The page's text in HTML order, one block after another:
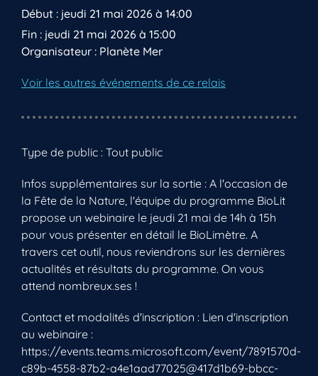
Début : jeudi 21 mai 2026 à 14:00
Fin : jeudi 21 mai 2026 à 15:00
Organisateur : Planète Mer
Voir les autres événements de ce relais
Type de public : Tout public
Infos supplémentaires sur la sortie : A l'occasion de
la Fête de la Nature, l'équipe du programme BioLit
propose un webinaire le jeudi 21 mai de 14h à 15h
pour vous présenter en détail le BioLimètre. A
travers cet outil, nous reviendrons sur les dernières
actualités et résultats du programme. On vous
attend nombreux.ses !
Contact et modalités d'inscription : Lien d'inscription
au webinaire :
https://events.teams.microsoft.com/event/7891570d-
c89b-4558-87b2-a4e1aad77025@417d1b69-bbcc-
Vous n’êtes pas encore inscrit à Biolit ?